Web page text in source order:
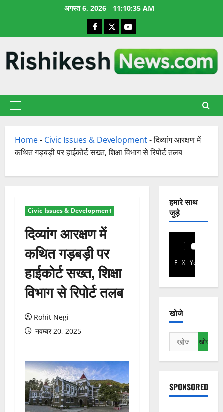
अगस्त 6, 2026 11:10:36 AM
Facebook
X YouTube
प्राथमिक
Home- Civic Issues & Development-दिव्यांग आरक्षण में
कथित गड़बड़ी पर हाईकोर्ट सख्त, शिक्षा विभाग से रिपोर्ट तलब
Civic Issues & Development
दिव्यांग आरक्षण में
कथित गड़बड़ी पर
हाईकोर्ट सख्त, शिक्षा
विभाग से रिपोर्ट तलब
Rohit Negi
नवम्बर 20, 2025
हमारे साथ
जुड़े
Facebook
X YouTube
खोजे
निम्न
को
खोजें:
SPONSORED